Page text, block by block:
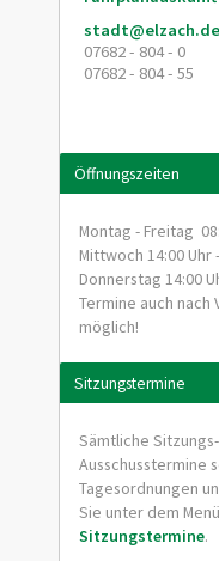
stadt@elzach.de
07682 - 804 - 0
07682 - 804 - 55
Öffnungszeiten
Montag - Freitag
Mittwoch 14:00 Uhr
Donnerstag 14:00
Termine auch nach
möglich!
Sitzungstermine
Sämtliche
Ausschusstermine
Tagesordnungen
Sie unter dem
Sitzungstermine.